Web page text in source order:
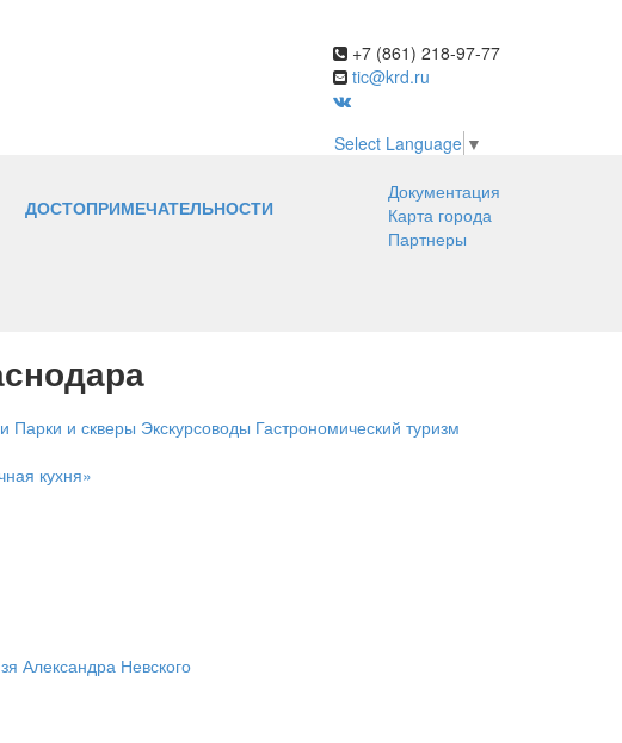
+7 (861) 218-97-77
tic@krd.ru
Select Language ▼
ДОСТОПРИМЕЧАТЕЛЬНОСТИ
Документация
Карта города
Партнеры
Парки и скверы Экскурсоводы Гастрономический туризм
кухня»
Александра Невского